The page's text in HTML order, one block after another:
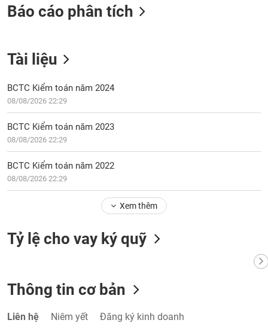
Báo cáo phân tích
Tài liệu
BCTC Kiểm toán năm 2024
08/08/2026 22:29
BCTC Kiểm toán năm 2023
08/08/2026 22:29
BCTC Kiểm toán năm 2022
08/08/2026 22:29
Xem thêm
Tỷ lệ cho vay ký quỹ
Thông tin cơ bản
Liên hệ Niêm yết Đăng ký kinh doanh
Tất cả Người nội bộ Người liên quan
(-)
Bài
viết
của
tác
(-)
Báo
cáo
Dịch
vụ